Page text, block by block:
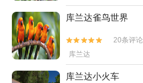
库兰达雀鸟世界


20条评论
库兰达
库兰达小火车